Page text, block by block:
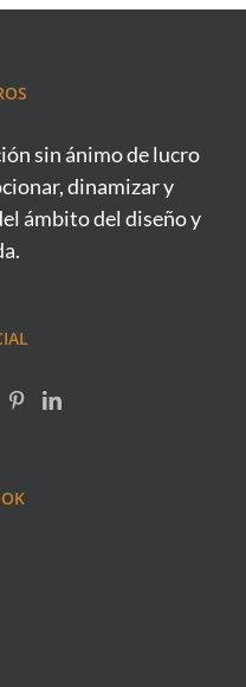
sin ánimo de lucro
dinamizar y
ámbito del diseño y